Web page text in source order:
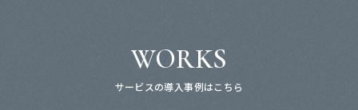
WORKS
サービスの導入事例はこちら